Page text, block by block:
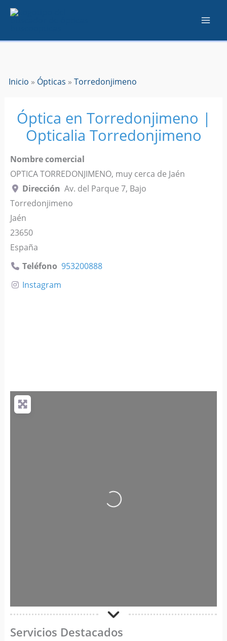
Inicio » Ópticas »Torredonjimeno
Óptica en Torredonjimeno |
Opticalia Torredonjimeno
Nombre comercial
OPTICA TORREDONJIMENO, muy cerca de Jaén
Dirección Av. del Parque 7, Bajo
Torredonjimeno
Jaén
23650
España
Teléfono 953200888
Instagram
Cargando…
Servicios Destacados